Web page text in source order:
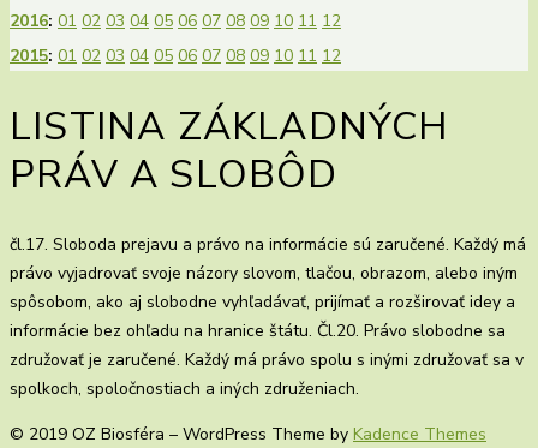
2016: 01 02 03 04 05 06 07 08 09 10 11 12
2015: 01 02 03 04 05 06 07 08 09 10 11 12
LISTINA ZÁKLADNÝCH
PRÁV A SLOBÔD
čl.17. Sloboda prejavu a právo na informácie sú zaručené. Každý má
právo vyjadrovať svoje názory slovom, tlačou, obrazom, alebo iným
spôsobom, ako aj slobodne vyhľadávať, prijímať a rozširovať idey a
informácie bez ohľadu na hranice štátu. Čl.20. Právo slobodne sa
združovať je zaručené. Každý má právo spolu s inými združovať sa v
spolkoch, spoločnostiach a iných združeniach.
© 2019 OZ Biosféra – WordPress Theme by Kadence Themes